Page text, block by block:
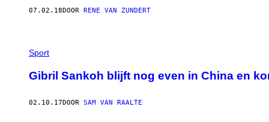
07.02.18DOOR RENE VAN ZUNDERT
Sport
Gibril Sankoh blijft nog even in China en
02.10.17DOOR SAM VAN RAALTE